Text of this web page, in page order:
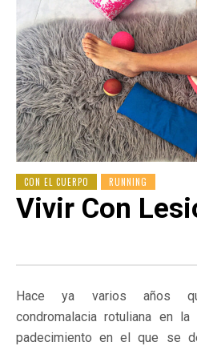
CON EL CUERPO RUNNING
Vivir Con
Hace ya varios años
condromalacia rotuliana en
padecimiento en el que se